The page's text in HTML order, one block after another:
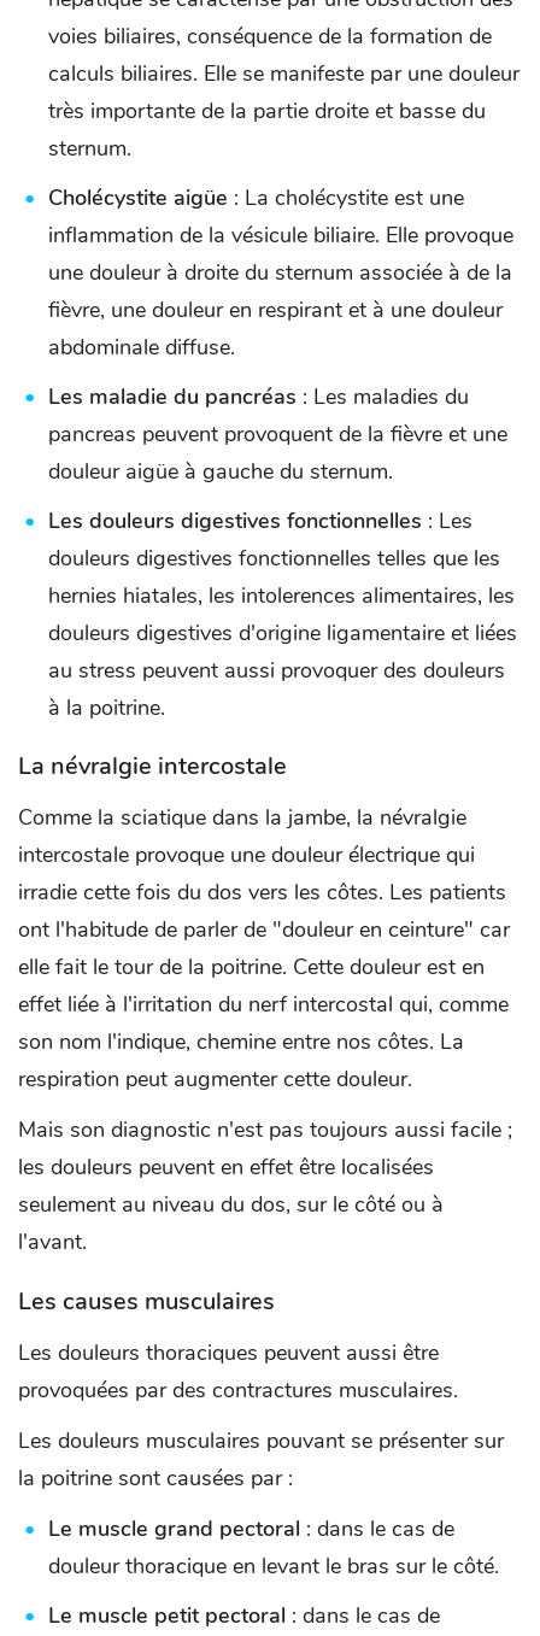
voies biliaires, conséquence de la formation de
calculs biliaires. Elle se manifeste par une douleur
très importante de la partie droite et basse du
sternum.
Cholécystite aigüe : La cholécystite est une
inflammation de la vésicule biliaire. Elle provoque
une douleur à droite du sternum associée à de la
fièvre, une douleur en respirant et à une douleur
abdominale diffuse.
Les maladie du pancréas : Les maladies du
pancreas peuvent provoquent de la fièvre et une
douleur aigüe à gauche du sternum.
Les douleurs digestives fonctionnelles : Les
douleurs digestives fonctionnelles telles que les
hernies hiatales, les intolerences alimentaires, les
douleurs digestives d'origine ligamentaire et liées
au stress peuvent aussi provoquer des douleurs
à la poitrine.
La névralgie intercostale
Comme la sciatique dans la jambe, la névralgie
intercostale provoque une douleur électrique qui
irradie cette fois du dos vers les côtes. Les patients
ont l'habitude de parler de "douleur en ceinture" car
elle fait le tour de la poitrine. Cette douleur est en
effet liée à l'irritation du nerf intercostal qui, comme
son nom l'indique, chemine entre nos côtes. La
respiration peut augmenter cette douleur.
Mais son diagnostic n'est pas toujours aussi facile ;
les douleurs peuvent en effet être localisées
seulement au niveau du dos, sur le côté ou à
l'avant.
Les causes musculaires
Les douleurs thoraciques peuvent aussi être
provoquées par des contractures musculaires.
Les douleurs musculaires pouvant se présenter sur
la poitrine sont causées par :
Le muscle grand pectoral : dans le cas de
douleur thoracique en levant le bras sur le côté.
Le muscle petit pectoral : dans le cas de